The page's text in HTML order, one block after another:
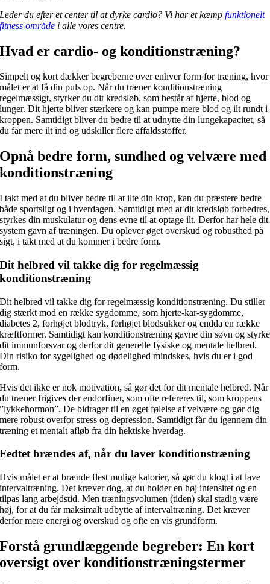
Leder du efter et center til at dyrke cardio? Vi har et kæmpfunktionelt
fitness område i alle vores centre.
Hvad er cardio- og konditionstræning?
Simpelt og kort dækker begreberne over enhver form for træning, hvor
målet er at få din puls op. Når du træner konditionstræning
regelmæssigt, styrker du dit kredsløb, som består af hjerte, blod og
lunger. Dit hjerte bliver stærkere og kan pumpe mere blod og ilt rundt i
kroppen. Samtidigt bliver du bedre til at udnytte din lungekapacitet, så
du får mere ilt ind og udskiller flere affaldsstoffer.
Opnå bedre form, sundhed og velvære med
konditionstræning
I takt med at du bliver bedre til at ilte din krop, kan du præstere bedre
både sportsligt og i hverdagen. Samtidigt med at dit kredsløb forbedres,
styrkes din muskulatur og dens evne til at optage ilt. Derfor har hele dit
system gavn af træningen. Du oplever øget overskud og robusthed på
sigt, i takt med at du kommer i bedre form.
Dit helbred vil takke dig for regelmæssig
konditionstræning
Dit helbred vil takke dig for regelmæssig konditionstræning. Du stiller
dig stærkt mod en række sygdomme, som hjerte-kar-sygdomme,
diabetes 2, forhøjet blodtryk, forhøjet blodsukker og endda en række
kræftformer. Samtidigt kan konditionstræning gavne din søvn og styrke
dit immunforsvar og derfor dit generelle fysiske og mentale helbred.
Din risiko for sygelighed og dødelighed mindskes, hvis du er i god
form.
Hvis det ikke er nok motivation,så gør det for dit mentale helbred. Når
du træner frigives der endorfiner, som ofte refereres til, som kroppens
”lykkehormon”. De bidrager til en øget følelse af velvære og gør dig
mere robust overfor stress og depression. Samtidigt får du igennem din
træning et mentalt afløb fra din hektiske hverdag.
Fedtet brændes af, når du laver konditionstræning
Hvis målet er at brænde flest mulige kalorier, så gør du klogt i at lave
intervaltræning. Det kræver dog, at du holder en høj intensitet og en
tilpas lang arbejdstid. Men træningsvolumen (tiden) skal stadig være
høj, for at du får maksimalt udbytte af intervaltræning. Det kræver
derfor mere energi og overskud og ofte en vis grundform.
Forstå grundlæggende begreber: En kort
oversigt over konditionstræningstermer